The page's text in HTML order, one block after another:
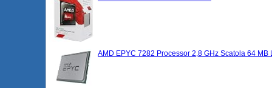
AMD EPYC 7282 Processor 2,8 GHz Scatola 64 MB